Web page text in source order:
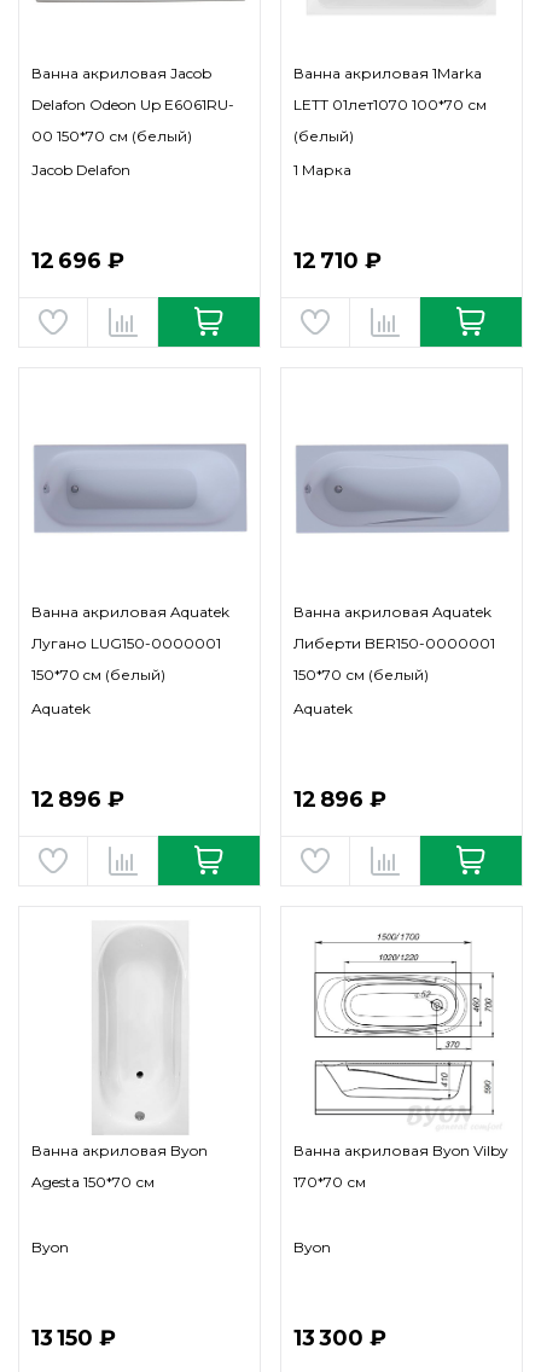
Ванна акриловая Jacob
Delafon Odeon Up E6061RU-
00 150*70 см (белый)
Jacob Delafon
12 696 ₽
Ванна акриловая 1Marka
LETT 01лет1070 100*70 см
(белый)
1 Марка
12 710 ₽
Ванна акриловая Aquatek
Лугано LUG150-0000001
150*70 cм (белый)
Aquatek
12 896 ₽
Ванна акриловая Aquatek
Либерти BER150-0000001
150*70 см (белый)
Aquatek
12 896 ₽
Ванна акриловая Byon
Agesta 150*70 см
Byon
13 150 ₽
Ванна акриловая Byon Vilby
170*70 см
Byon
13 300 ₽